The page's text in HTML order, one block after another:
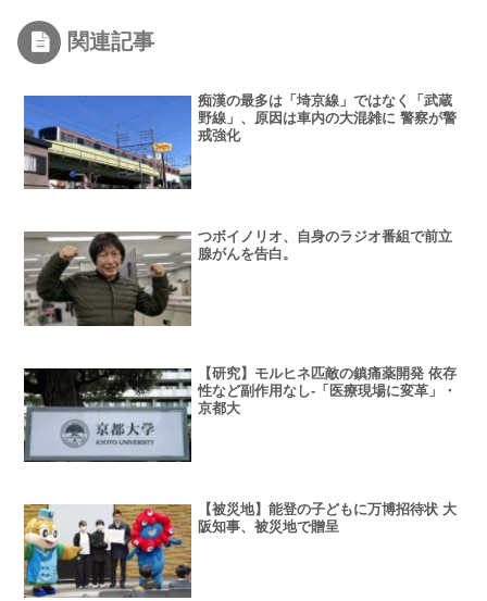
関連記事
痴漢の最多は「埼京線」ではなく「武蔵
野線」、原因は車内の大混雑に 警察が警
戒強化
つボイノリオ、自身のラジオ番組で前立
腺がんを告白。
【研究】モルヒネ匹敵の鎮痛薬開発 依存
性など副作用なし-「医療現場に変革」・
京都大
【被災地】能登の子どもに万博招待状 大
阪知事、被災地で贈呈